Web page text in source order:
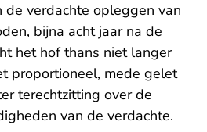
de verdachte opleggen van
bijna acht jaar na de
het hof thans niet langer
proportioneel, mede gelet
terechtzitting over de
van de verdachte.